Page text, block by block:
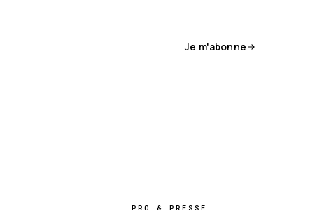
Je m'abonne
PRO & PRESSE